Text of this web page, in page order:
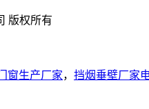
版权所有
窗生产厂家， 挡烟垂壁厂家